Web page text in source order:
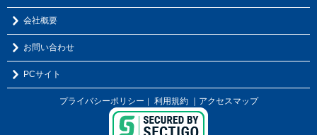
会社概要
お問い合わせ
PCサイト
プライバシーポリシー 利用規約 ｜アクセスマップ